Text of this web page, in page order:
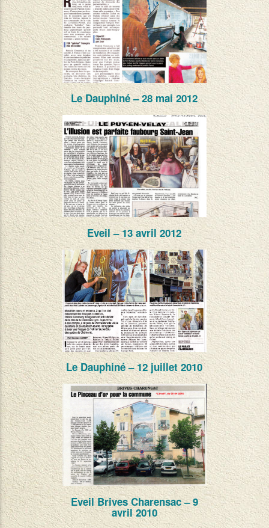
Le Dauphiné – 28 mai 2012
Eveil – 13 avril 2012
Le Dauphiné – 12 juillet 2010
Eveil Brives Charensac – 9
avril 2010